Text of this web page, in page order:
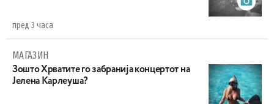
пред 3 часа
МАГАЗИН
Зошто Хрватите го забранија концертот на
Јелена Карлеуша?